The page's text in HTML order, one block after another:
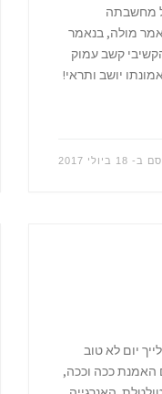
מחשבתה
מולה, בנאמר
קשב עמוק
יושב ותראי!
ב- 18 ביולי 2017
יום לא טוב
האמנת ככה וככה,